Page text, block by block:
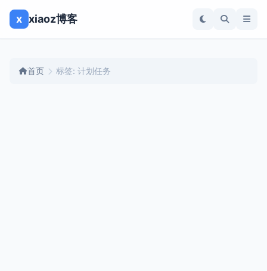
x xiaoz博客
首页 标签: 计划任务